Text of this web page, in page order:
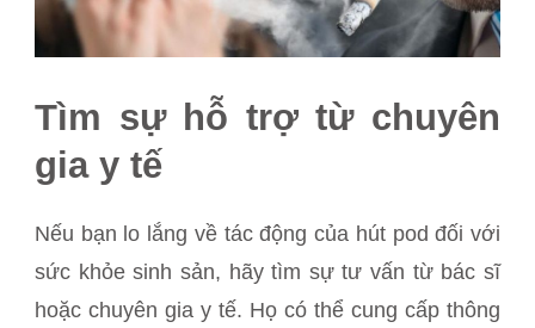
Tìm sự hỗ trợ từ chuyên
gia y tế
Nếu bạn lo lắng về tác động của hút pod đối với
sức khỏe sinh sản, hãy tìm sự tư vấn từ bác sĩ
hoặc chuyên gia y tế. Họ có thể cung cấp thông